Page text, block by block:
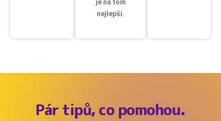
je na tom
nejlepší.​
Pár tipů, co pomohou.